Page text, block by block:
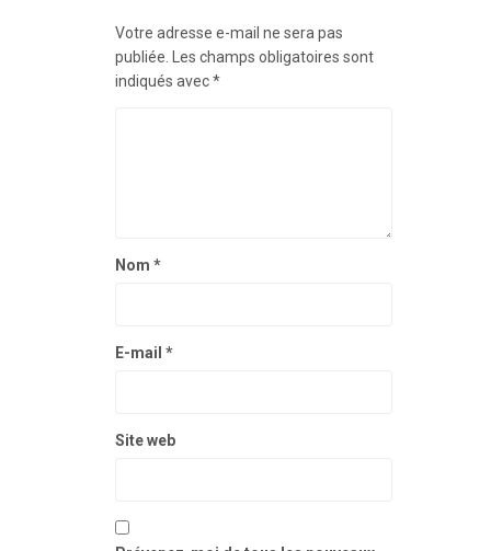
Votre adresse e-mail ne sera pas
publiée.
Les champs obligatoires sont
indiqués avec*
Nom *
E-mail *
Site web